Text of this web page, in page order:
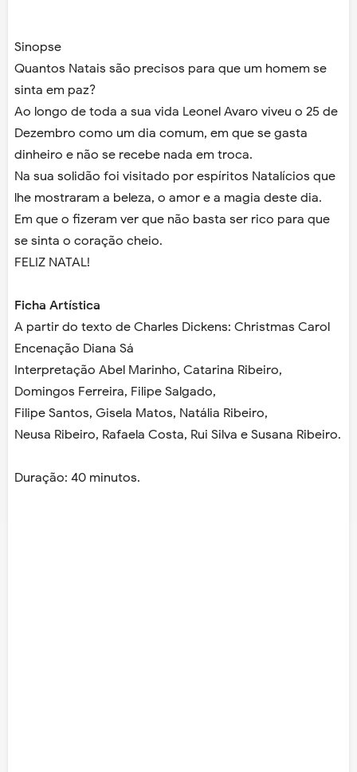
Sinopse
Quantos Natais são precisos para que um homem se
sinta em paz?
Ao longo de toda a sua vida Leonel Avaro viveu o 25 de
Dezembro como um dia comum, em que se gasta
dinheiro e não se recebe nada em troca.
Na sua solidão foi visitado por espíritos Natalícios que
lhe mostraram a beleza, o amor e a magia deste dia.
Em que o fizeram ver que não basta ser rico para que
se sinta o coração cheio.
FELIZ NATAL!
Ficha Artística
A partir do texto de Charles Dickens: Christmas Carol
Encenação Diana Sá
Interpretação Abel Marinho, Catarina Ribeiro,
Domingos Ferreira, Filipe Salgado,
Filipe Santos, Gisela Matos, Natália Ribeiro,
Neusa Ribeiro, Rafaela Costa, Rui Silva e Susana Ribeiro.
Duração: 40 minutos.